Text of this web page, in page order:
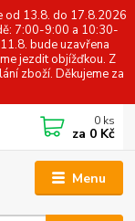
od 13.8. do 17.8.2026
7:00-9:00 a 10:30-
bude uzavřena
jezdit objížďkou. Z
zboží. Děkujeme za
Menu
0 ks
za 0 Kč